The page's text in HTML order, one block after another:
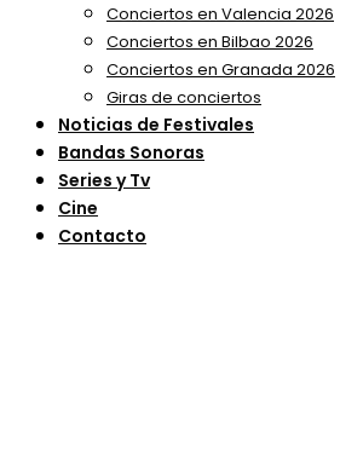
Conciertos en Valencia 2026
Conciertos en Bilbao 2026
Conciertos en Granada 2026
Giras de conciertos
Noticias de Festivales
Bandas Sonoras
Series y Tv
Cine
Contacto